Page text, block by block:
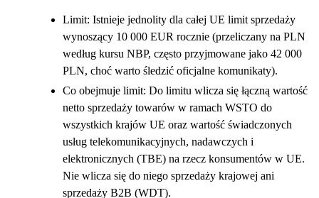
Limit: Istnieje jednolity dla całej UE limit sprzedaży
wynoszący 10 000 EUR rocznie (przeliczany na PLN
według kursu NBP, często przyjmowane jako 42 000
PLN, choć warto śledzić oficjalne komunikaty).
Co obejmuje limit: Do limitu wlicza się łączną wartość
netto sprzedaży towarów w ramach WSTO do
wszystkich krajów UE oraz wartość świadczonych
usług telekomunikacyjnych, nadawczych i
elektronicznych (TBE) na rzecz konsumentów w UE.
Nie wlicza się do niego sprzedaży krajowej ani
sprzedaży B2B (WDT).